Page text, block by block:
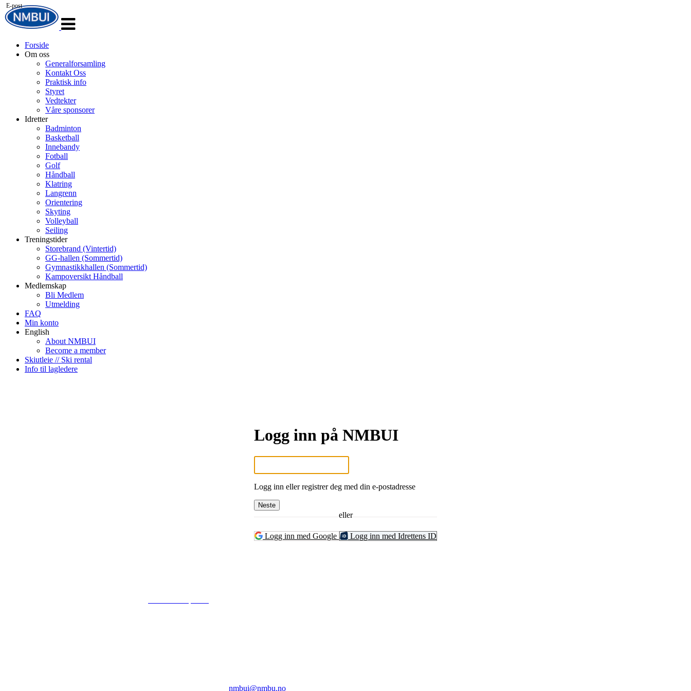
navigasjon
Forside
Om oss
Generalforsamling
Kontakt Oss
Praktisk info
Styret
Vedtekter
Våre sponsorer
Idretter
Badminton
Basketball
Innebandy
Fotball
Golf
Håndball
Klatring
Langrenn
Orientering
Skyting
Volleyball
Seiling
Treningstider
Storebrand (Vintertid)
GG-hallen (Sommertid)
Gymnastikkhallen (Sommertid)
Kampoversikt Håndball
Medlemskap
Bli Medlem
Utmelding
FAQ
Min konto
English
About NMBUI
Become a member
Skiutleie // Ski rental
Info til lagledere
Logg inn på NMBUI
E-post
Logg inn eller registrer deg med din e-postadresse
Neste
eller
Logg inn med Google Logg inn med Idrettens ID
nmbui@nmbu.no